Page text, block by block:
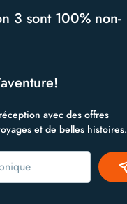
3 sont 100% non-
avec des offres
et de belles histoires.